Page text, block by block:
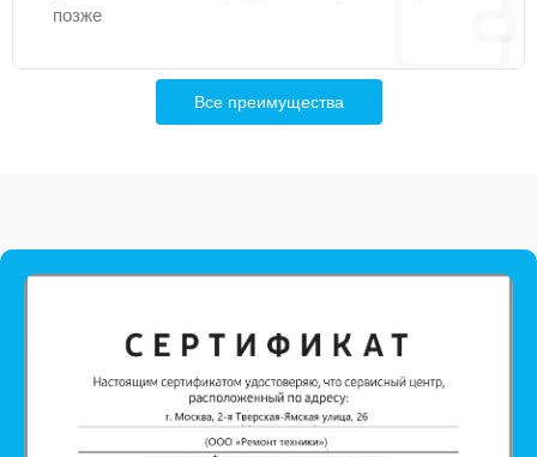
позже
Все преимущества